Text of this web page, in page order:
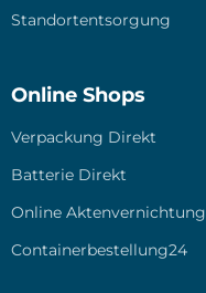
Stand­ort­ent­sor­gung
Online Shops
Ver­pa­ckung Direkt
Bat­te­rie Direkt
Online Akten­ver­nich­tung
Containerbestellung24